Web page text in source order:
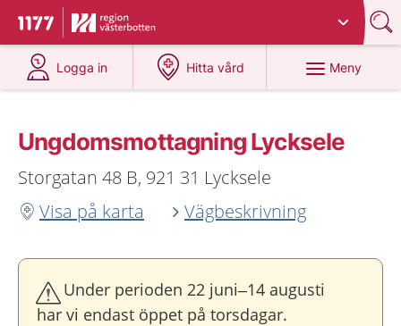
Till startsidan för 1177
Du har valt region
Logga in
på 1177.se
Hitta vård
på 1177.se
Meny
Ungdoms­mottagning Lycksele
Storgatan 48 B, 921 31 Lycksele
Visa på karta
Vägbeskrivning
Under perioden 22 juni–14 augusti
har vi endast öppet på torsdagar.